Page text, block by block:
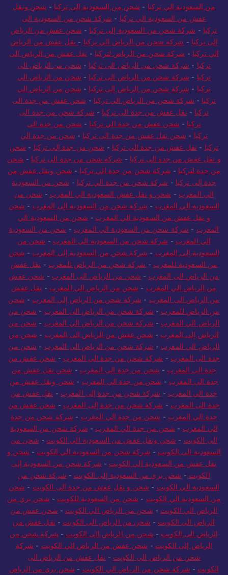
من السعودية الي تركيا - شحن من السعودية الى تركيا - شحن ونقل
عفش من السعودية الي تركيا - شركة شحن من السعودية الى
تركيا - شركة شحن من السعودية إلى تركيا - شحن عفش من الرياض
الى تركيا - شركة شحن من الرياض الي تركيا - نقل عفش من الرياض
الي تركيا - شركة شحن من الرياض لتركيا - نقل عفش من الرياض الى
تركيا - شركة شحن من الرياض الى تركيا - شحن من الرياض الى
تركيا - شركة شحن من الرياض الى تركيا - شحن من الرياض الي
تركيا - شركة شحن من الرياض إلى تركيا - شحن من الرياض الي
تركيا - شركة شحن من الرياض الي تركيا - شحن عفش من جدة الى
تركيا - نقل عفش من جدة الى تركيا - شركة شحن من جدة الى
تركيا - شحن عفش من جدة الي تركيا - شحن من جدة الى
تركيا - شحن نقل عفش من جدة الى تركيا - شحن من جدة الي
تركيا - نقل عفش من جدة الى تركيا - شحن من جدة إلى تركيا - شحن
و نقل عفش من جدة الى تركيا - شركة شحن من جدة الى تركيا - شحن
من جدة لتركيا - شركة شحن من جدة الي تركيا - شحن ونقل عفش من
جدة إلى تركيا - شركة شحن من جدة الي تركيا - شحن من السعودية
الي المغرب - شحن و نقل عفش السعودية الي المغرب - شحن من
السعودية الي المغرب - شركة شحن من السعودية الى المغرب - شحن
و نقل عفش من السعودية الي المغرب - شحن من السعودية الي
المغرب - شركة شحن من السعودية الي المغرب - شحن من السعودية
الي المغرب - شركة شحن من السعودية الي المغرب - شحن من
السعودية إلى المغرب - شركة شحن من السعودية إلى المغرب - شحن
من السعودية للمغرب - شركة شحن من الرياض للمغرب - نقل عفش
من الرياض الى المغرب - شحن من الرياض الى المغرب - شحن عفش
من الرياض الي المغرب - شحن من الرياض الي المغرب - نقل عفش
من الرياض الى المغرب - شركة شحن من الرياض إلى المغرب - شحن
من الرياض للمغرب - شركة شحن من الرياض الى المغرب - شحن من
الرياض الي المغرب - شركة شحن من الرياض الي المغرب - شحن من
الرياض إلى المغرب - شحن عفش من الرياض الى المغرب - شحن من
الرياض الي المغرب - شركة شحن من الرياض الي المغرب - شحن من
جدة الى المغرب - شركة شحن من جدة الي المغرب - شحن عفش من
جدة الى المغرب - شحن من جدة الى المغرب - شحن نقل عفش من
جدة الى المغرب - شحن من جدة الى المغرب - شحن ونقل عفش من
جدة الي المغرب - شركة شحن من جدة إلى المغرب - نقل عفش من
جدة الى المغرب - شركة شحن من جدة إلى المغرب - شحن عفش من
جدة الي المغرب - شحن من جدة الي المغرب - شركة شحن من جدة
الي المغرب - شحن من جدة الي المغرب - شركة شحن من السعودية
الى الكويت - شحن ونقل عفش من السعودية الي الكويت - شحن من
السعودية الى الكويت - شركة شحن من السعودية الي الكويت - شحن و
نقل عفش من السعودية الي الكويت - شركة شحن من السعودية إلى
الكويت - شحن بري من السعودية إلى الكويت - شركة شحن من
السعودية الي الكويت - شحن و نقل عفش من جدة الى الكويت - شحن
من السعودية الي الكويت - شحن من السعودية للكويت - شحن بري من
الرياض الي الكويت - شحن من الرياض الي الكويت - شحن عفش من
الرياض الى الكويت - شحن من الرياض الى الكويت - نقل عفش من
الرياض الى الكويت - شحن من الرياض الى الكويت - شركة شحن من
الرياض إلى الكويت - شحن عفش من الرياض الي الكويت - شركة
شحن من الرياض الي الكويت - نقل عفش من الرياض الى
الكويت - شركة شحن من الرياض الي الكويت - شحن بري من الرياض